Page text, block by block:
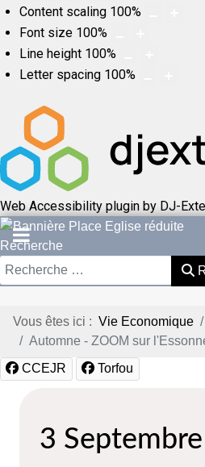
Content scaling 100%
Font size 100%
Line height 100%
Letter spacing 100%
Web Accessibility plugin by DJ-
Recherche
Vous êtes ici : Vie Economique
Automne - ZOOM sur
CCEJR Torfou
3